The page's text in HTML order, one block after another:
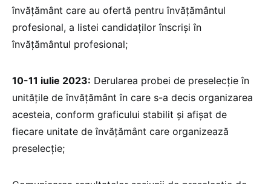
învățământ care au ofertă pentru învățământul
profesional, a listei candidaților înscriși în
învățământul profesional;
10-11 iulie 2023: Derularea probei de preselecție în
unitățile de învățământ în care s-a decis organizarea
acesteia, conform graficului stabilit și afișat de
fiecare unitate de învățământ care organizează
preselecție;